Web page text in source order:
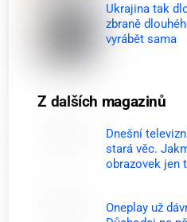
Ukrajina tak
zbraně
vyrábět sama
Z dalších magazinů
Dnešní
stará věc.
obrazovek jen
Oneplay už